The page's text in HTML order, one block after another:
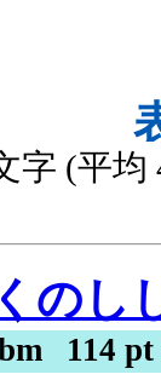
基礎
念破
ジャ
』が
いる
字 (平均
のし
114 pt